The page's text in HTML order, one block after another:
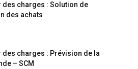
des charges : Solution de
des achats
des charges : Prévision de la
– SCM